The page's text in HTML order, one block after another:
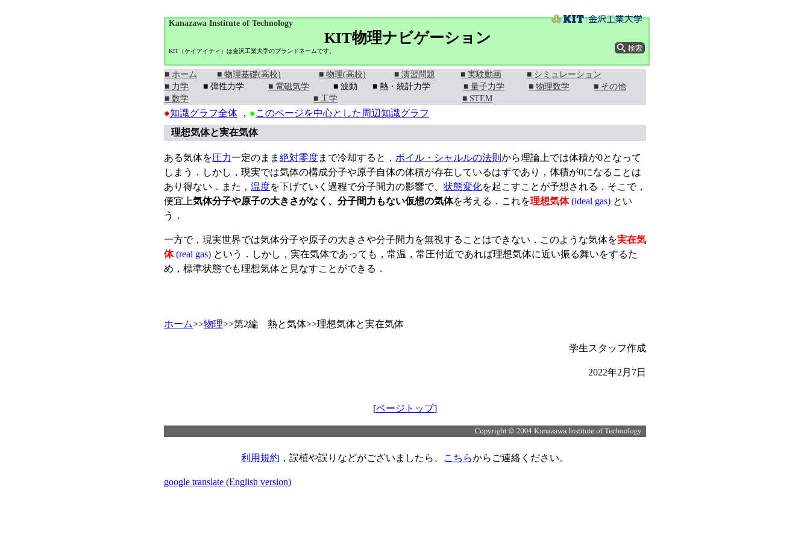
Kanazawa Institute of Technology
KIT物理ナビゲーション
KIT（ケイアイティ）は金沢工業大学のブランドネームです。
■ ホーム ■ 物理基礎(高校) ■ 物理(高校) ■ 演習問題 ■ 実験動画
■ シミュレーション
■ 力学
■ 弾性力学 ■ 電磁気学 ■ 波動 ■ 熱・統計力学 ■ 量子力学 ■ 物理数学
■ その他
■ 数学
■ 工学 ■ STEM
●知識グラフ全体 ， ●このページを中心とした周辺知識グラフ
理想気体と実在気体
ある気体を圧力一定のまま 絶対零度まで冷却すると， ボイル・シャルルの法則 から理論上では体積が0となって
しまう．しかし，現実では気体の構成分子や原子自体の体積が存在しているはずであり，体積が0になることは
あり得ない．また， 温度を下げていく過程で分子間力の影響で、 状態変化を起こすことが予想される．そこで，
便宜上気体分子や原子の大きさがなく、分子間力もない仮想の気体を考える．これを理想気体(ideal gas) とい
う．
一方で，現実世界では気体分子や原子の大きさや分子間力を無視することはできない．このような気体を実在気
体(real gas) という．しかし，実在気体であっても，常温，常圧付近であれば理想気体に近い振る舞いをするた
め，標準状態でも理想気体と見なすことができる．
ホーム>>物理>>第2編 熱と気体>>理想気体と実在気体
学生スタッフ作成
2022年2月7日
[ページトップ]
利用規約 ，誤植や誤りなどがございましたら、 こちらからご連絡ください。
google translate (English version)